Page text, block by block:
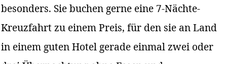
besonders. Sie buchen gerne eine 7-Nächte-
Kreuzfahrt zu einem Preis, für den sie an Land
in einem guten Hotel gerade einmal zwei oder